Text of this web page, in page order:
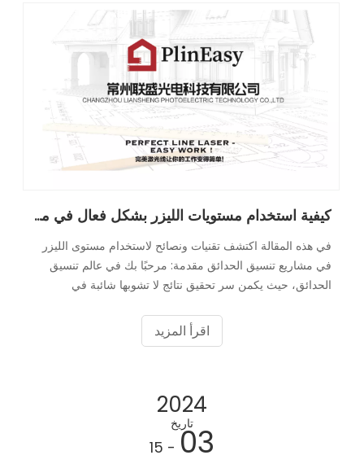
كيفية استخدام مستويات الليزر بشكل فعال في مشاريع المناظر الطبيعية
في هذه المقالة اكتشف تقنيات ونصائح لاستخدام مستوى الليزر
في مشاريع تنسيق الحدائق مقدمة: مرحبًا بك في عالم تنسيق
الحدائق، حيث يكمن سر تحقيق نتائج لا تشوبها شائبة في
يبرز مستوى الليزر باعتباره لعبة رائعة
اقرأ المزيد
2024
تاريخ
03
- 15